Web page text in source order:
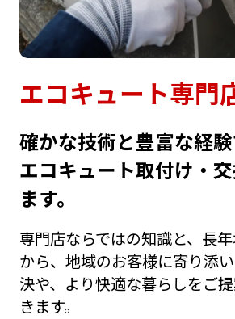
エコキュート専門
確かな技術と豊富な経
エコキュート取付け・
ます。
専⾨店ならではの知識と、⻑
から、地域のお客様に寄り添
決や、より快適な暮らしをご
きます。